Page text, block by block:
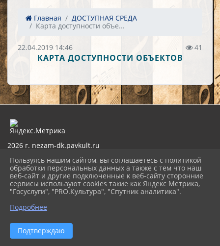
Главная
ДОСТУПНАЯ СРЕДА
Карта доступности объе...
22.04.2019 14:46 41
КАРТА ДОСТУПНОСТИ ОБЪЕКТОВ
2026 г. nezam-dk.pavkult.ru
Карта сайта
Политика обработки персональных данных
Сделано на KubCMS
Разработка и поддержка
Пользуясь нашим сайтом, вы соглашаетесь с политикой
обработки персональных данных а также с тем что наш
веб-сайт и другие подключенные к веб-сайту сторонние
сервисы используют cookies такие как Яндекс Метрика,
"Госуслуги", "PRO.Культура", "Спутник аналитика".
Подробнее
Подтверждаю